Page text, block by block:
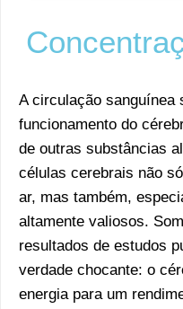
A circulação sanguínea
funcionamento do
de outras substâncias
células cerebrais não
ar, mas também,
altamente valiosos.
resultados de estudos
verdade chocante: o
energia para um